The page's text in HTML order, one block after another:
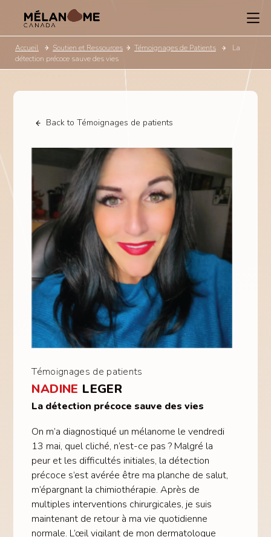
Accueil Témoignages de Patients
Soutien et Ressources
La
détection précoce sauve des vies
Back to Témoignages de patients
Témoignages de patients
NADINE LEGER
La détection précoce sauve des vies
On m’a diagnostiqué un mélanome le vendredi
13 mai, quel cliché, n’est-ce pas ? Malgré la
peur et les difficultés initiales, la détection
précoce s’est avérée être ma planche de salut,
m’épargnant la chimiothérapie. Après de
multiples interventions chirurgicales, je suis
maintenant de retour à ma vie quotidienne
normale. L’œil vigilant de mon dermatologue